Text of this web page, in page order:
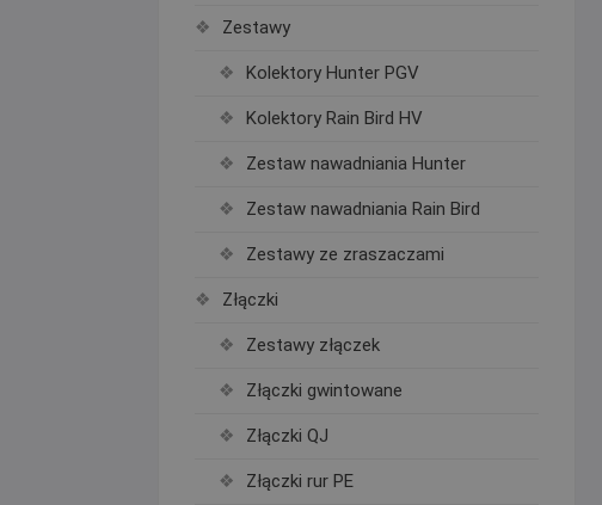
Zestawy
Kolektory Hunter PGV
Kolektory Rain Bird HV
Zestaw nawadniania Hunter
Zestaw nawadniania Rain Bird
Zestawy ze zraszaczami
Złączki
Zestawy złączek
Złączki gwintowane
Złączki QJ
Złączki rur PE